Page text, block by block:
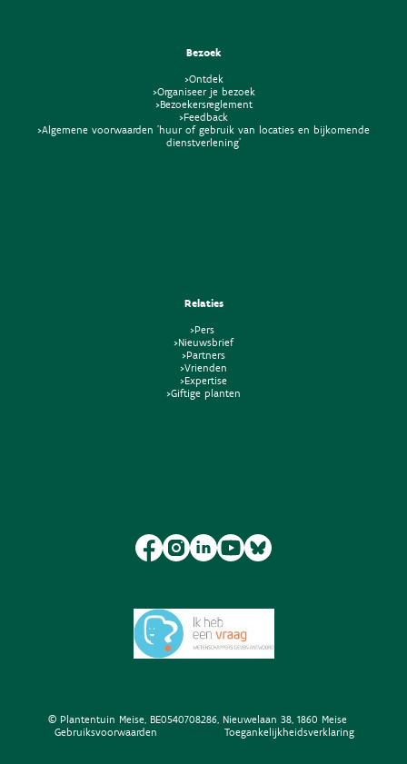
Bezoek
>Ontdek
>Organiseer je bezoek
>Bezoekersreglement
>Feedback
>Algemene voorwaarden 'huur of gebruik van locaties en bijkomende
dienstverlening'
Relaties
>Pers
>Nieuwsbrief
>Partners
>Vrienden
>Expertise
>Giftige planten
© Plantentuin Meise, BE0540708286, Nieuwelaan 38, 1860 Meise
Gebruiksvoorwaarden
Toegankelijkheidsverklaring